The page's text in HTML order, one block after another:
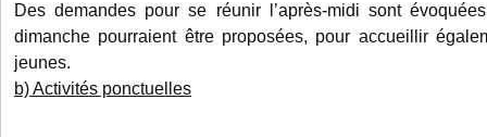
Des demandes pour se réunir l’après-midi sont
dimanche pourraient être proposées, pour accueillir
jeunes.
b) Activités ponctuelles